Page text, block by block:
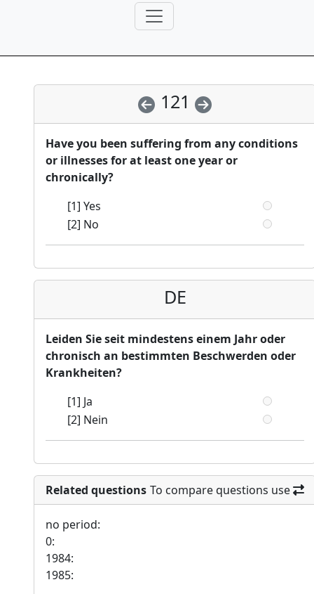
121
Have you been suffering from any conditions
or illnesses for at least one year or
chronically?
[1] Yes
[2] No
DE
Leiden Sie seit mindestens einem Jahr oder
chronisch an bestimmten Beschwerden oder
Krankheiten?
[1] Ja
[2] Nein
Related questions To compare questions use
no period:
0:
1984:
1985: